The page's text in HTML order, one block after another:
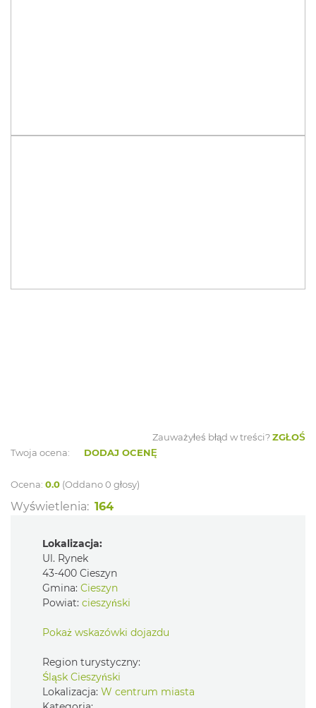
Zauważyłeś błąd w treści?ZGŁOŚ
Twoja ocena:
DODAJ OCENĘ
Ocena: 0.0 (Oddano 0 głosy)
Wyświetlenia: 164
Lokalizacja:
Ul. Rynek
43-400 Cieszyn
Gmina: Cieszyn
Powiat: cieszyński
Pokaż wskazówki dojazdu
Region turystyczny:
Śląsk Cieszyński
Lokalizacja: W centrum miasta